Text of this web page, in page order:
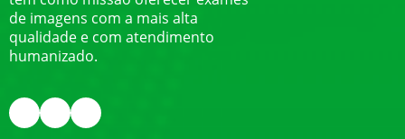
de imagens com a mais alta
qualidade e com atendimento
humanizado.